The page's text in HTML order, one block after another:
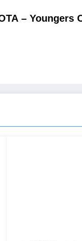
– Youngers